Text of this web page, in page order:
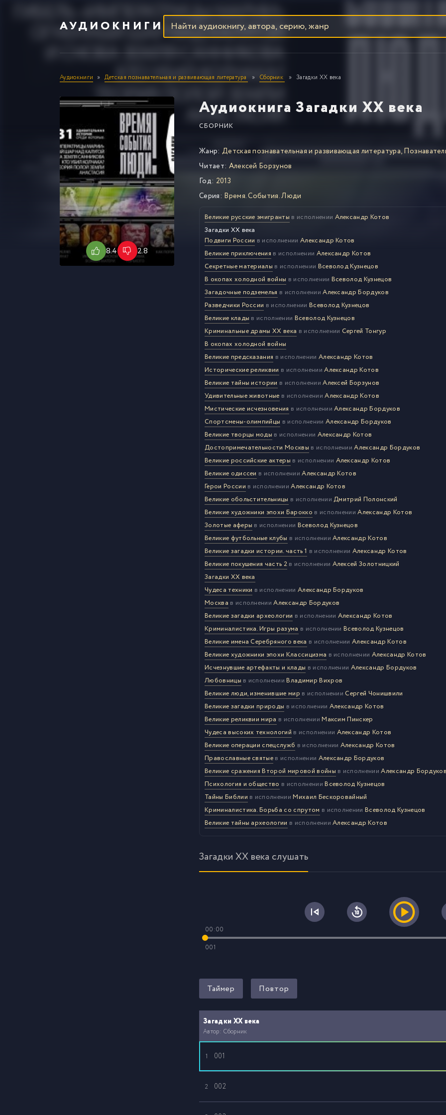
АУДИОКНИГИ
Аудиокниги Детская познавательная и развивающая литература Сборник Загадки XX века
Аудиокнига Загадки XX века
СБОРНИК
8.4 2.8
Жанр: Детская познавательная и развивающая литература,
Читает: Алексей Борзунов
Год: 2013
Серия: Время. События. Люди
Великие русские эмигранты в исполнении Александр Котов
Загадки XX века
Подвиги России в исполнении Александр Котов
Великие приключения в исполнении Александр Котов
Секретные материалы в исполнении Всеволод Кузнецов
В окопах холодной войны в исполнении Всеволод Кузнецов
Загадочные подземелья в исполненииАлександр Бордуков
Разведчики России в исполнении Всеволод Кузнецов
Великие клады в исполнении Всеволод Кузнецов
Криминальные драмы XX века в исполнении Сергей Тонгур
В окопах холодной войны
Великие предсказания в исполнении Александр Котов
Исторические реликвии в исполненииАлександр Котов
Великие тайны истории в исполненииАлексей Борзунов
Удивительные животные в исполненииАлександр Котов
Мистические исчезновения в исполненииАлександр Бордуков
Спортсмены-олимпийцы в исполнении Александр Бордуков
Великие творцы моды в исполнении Александр Котов
Достопримечательности Москвы в исполненииАлександр Бордуков
Великие российские актеры в исполнении Александр Котов
Великие одиссеи в исполненииАлександр Котов
Герои России в исполненииАлександр Котов
Великие обольстительницы в исполненииДмитрий Полонский
Великие художники эпохи Барокко в исполненииАлександр Котов
Золотые аферы в исполнении Всеволод Кузнецов
Великие футбольные клубы в исполненииАлександр Котов
Великие загадки истории. часть 1 в исполнении Александр Котов
Великие покушения часть 2 в исполнении Алексей Золотницкий
Загадки XX века
Чудеса техники в исполнении Александр Бордуков
Москва в исполненииАлександр Бордуков
Великие загадки археологии в исполнении Александр Котов
Криминалистика. Игры разума в исполненииВсеволод Кузнецов
Великие имена Серебряного века в исполненииАлександр Котов
Великие художники эпохи Классицизма в исполнении Александр Котов
Исчезнувшие артефакты и клады в исполнении Александр Бордуков
Любовницы в исполненииВладимир Вихров
Великие люди, изменившие мир в исполненииСергей Чонишвили
Великие загадки природы в исполнении Александр Котов
Великие реликвии мира в исполненииМаксим Пинскер
Чудеса высоких технологий в исполнении Александр Котов
Великие операции спецслужб в исполнении Александр Котов
Православные святые в исполнении Александр Бордуков
Великие сражения Второй мировой войны в исполненииАлександр
Психология и общество в исполненииВсеволод Кузнецов
Тайны Библии в исполненииМихаил Бескоровайный
Криминалистика. Борьба со спрутом в исполненииВсеволод Кузнецов
Великие тайны археологии в исполненииАлександр Котов
Загадки XX века слушать
00:00
001
Таймер Повтор
Загадки XX века
Автор: Сборник
1 001
2 002